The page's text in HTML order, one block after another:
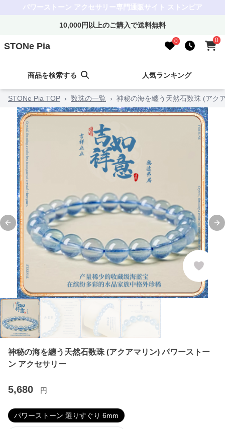
パワーストーン アクセサリー専門通販サイト ストンピア
10,000円以上のご購入で送料無料
STONe Pia 0 0
商品を検索する 人気ランキング
STONe Pia TOP › 数珠の一覧 › 神秘の海を纏う天然石数珠 (アク
Previous slide
神秘の海を纏う天然石数珠 (アクアマリン) パワーストー
ン アクセサリー
5,680 円
パワーストーン 選りすぐり 6mm